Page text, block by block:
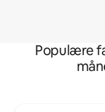
Populære